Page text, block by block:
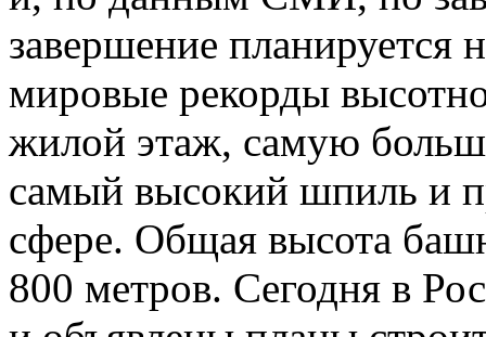
завершение планируется
мировые рекорды
жилой этаж, самую
самый высокий шпиль и
сфере. Общая высота
800 метров. Сегодня в